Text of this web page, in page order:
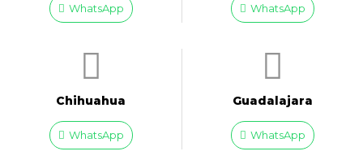
WhatsApp WhatsApp
Chihuahua
WhatsApp
Guadalajara
WhatsApp